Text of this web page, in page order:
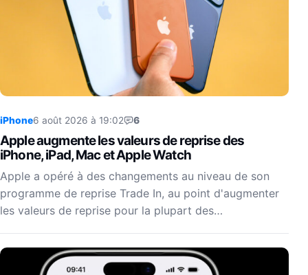
iPhone6 août 2026 à 19:02 6
Apple augmente les valeurs de reprise des
iPhone, iPad, Mac et Apple Watch
Apple a opéré à des changements au niveau de son
programme de reprise Trade In, au point d'augmenter
les valeurs de reprise pour la plupart des…